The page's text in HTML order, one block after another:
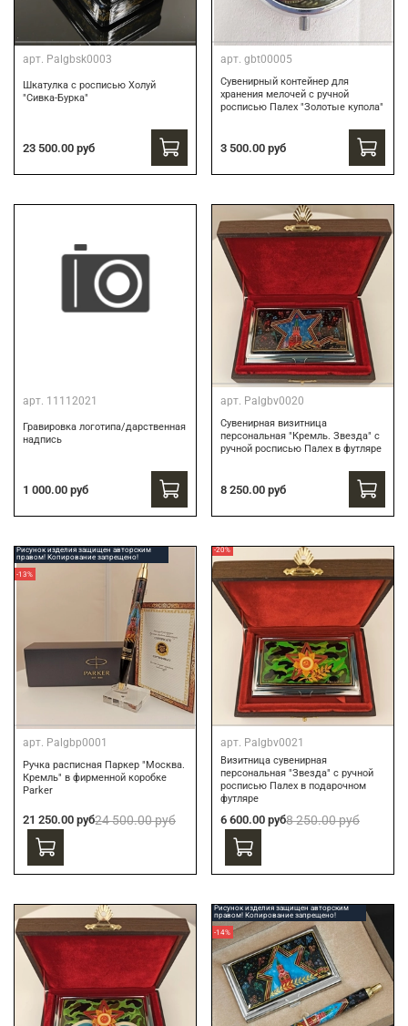
арт. Palgbsk0003
Шкатулка с росписью Холуй
"Сивка-Бурка"
23 500.00 руб
арт. gbt00005
Сувенирный контейнер для
хранения мелочей с ручной
росписью Палех "Золотые купола"
3 500.00 руб
арт. 11112021
Гравировка логотипа/дарственная
надпись
1 000.00 руб
арт. Palgbv0020
Сувенирная визитница
персональная "Кремль. Звезда" с
ручной росписью Палех в футляре
8 250.00 руб
Рисунок изделия защищен авторским
правом! Копирование запрещено!
-13%
арт. Palgbp0001
Ручка расписная Паркер "Москва.
Кремль" в фирменной коробке
Parker
21 250.00 руб24 500.00 руб
-20%
арт. Palgbv0021
Визитница сувенирная
персональная "Звезда" с ручной
росписью Палех в подарочном
футляре
6 600.00 руб8 250.00 руб
Рисунок изделия защищен авторским
правом! Копирование запрещено!
-14%